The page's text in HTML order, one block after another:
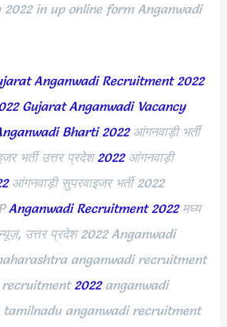
in up online form Anganwadi
Anganwadi Recruitment 2022
Gujarat Anganwadi Vacancy
Bharti 2022आंगनवाड़ी भर्ती
भर्ती उत्तर प्रदेश2022आंगनवाड़ी
आंगनवाड़ी सुपरवाइजर भर्ती 2022
Anganwadi Recruitment 2022मध्य
उत्तर प्रदेश 2022 Anganwadi
anganwadi recruitment
2022anganwadi
anganwadi recruitment